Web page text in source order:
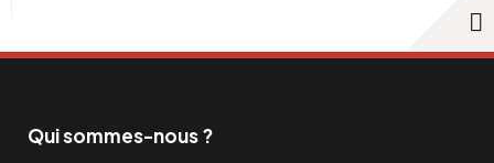
Qui sommes-nous ?